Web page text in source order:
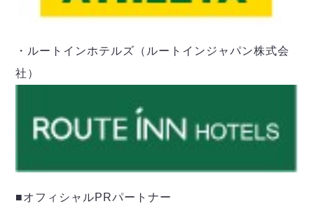
・ルートインホテルズ（ルートインジャパン株式会
社）
■オフィシャルPRパートナー